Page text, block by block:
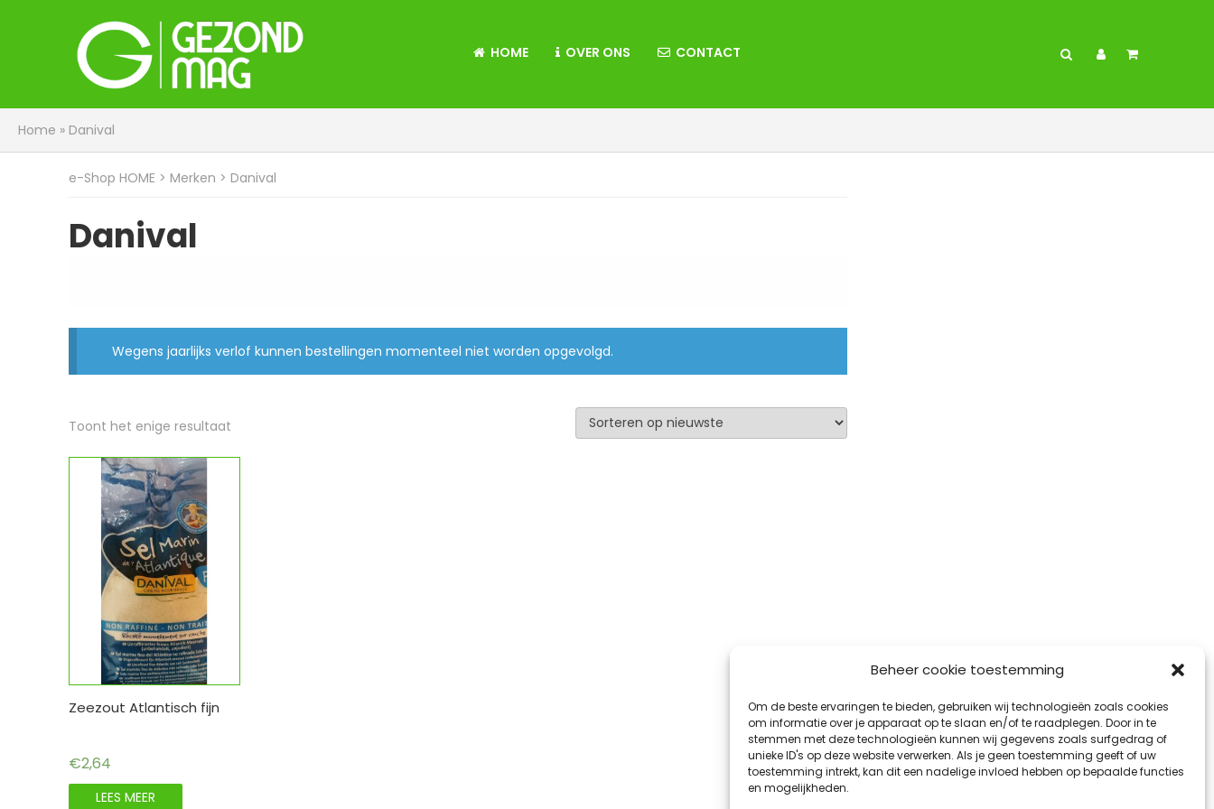
Beheer cookie toestemming
Om de beste ervaringen te bieden, gebruiken wij technologieën zoals cookies
om informatie over je apparaat op te slaan en/of te raadplegen. Door in te
stemmen met deze technologieën kunnen wij gegevens zoals surfgedrag of
unieke ID's op deze website verwerken. Als je geen toestemming geeft of uw
toestemming intrekt, kan dit een nadelige invloed hebben op bepaalde functies
en mogelijkheden.
HOME OVER ONS CONTACT
Home » Danival
e-Shop HOME > Merken > Danival
Danival
Wegens jaarlijks verlof kunnen bestellingen momenteel niet worden opgevolgd.
Toont het enige resultaat
Zeezout Atlantisch fijn
€2,64
LEES MEER